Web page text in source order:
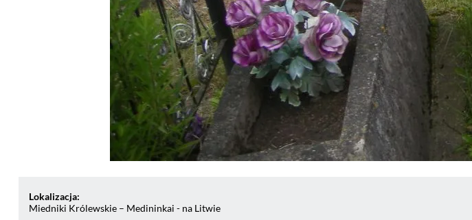
Lokalizacja:
Miedniki Królewskie – Medininkai - na Litwie